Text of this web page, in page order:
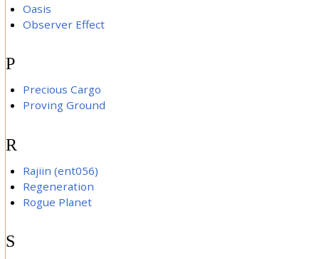
Oasis
Observer Effect
P
Precious Cargo
Proving Ground
R
Rajiin (ent056)
Regeneration
Rogue Planet
S